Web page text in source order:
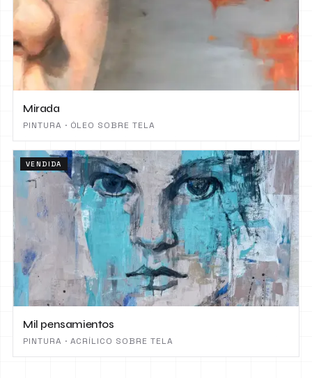
Mirada
PINTURA · ÓLEO SOBRE TELA
VENDIDA
Mil pensamientos
PINTURA · ACRÍLICO SOBRE TELA